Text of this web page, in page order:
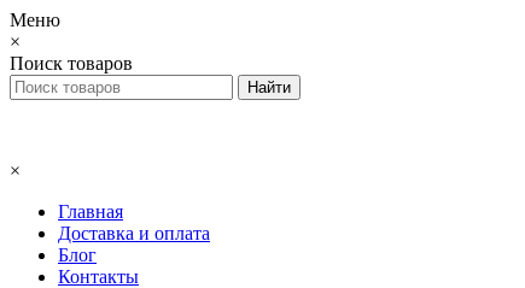
Меню
×
Поиск товаров
×
Главная
Доставка и оплата
Блог
Контакты